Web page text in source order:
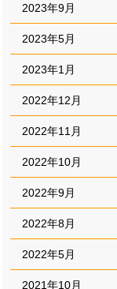
2023年9月
2023年5月
2023年1月
2022年12月
2022年11月
2022年10月
2022年9月
2022年8月
2022年5月
2021年10月